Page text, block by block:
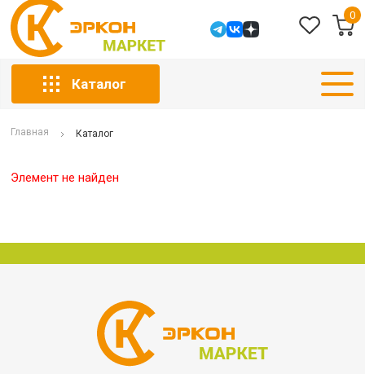
0
Каталог
Главная Каталог
Элемент не найден